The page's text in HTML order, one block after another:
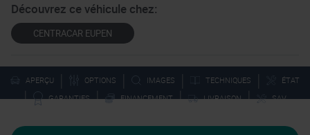
Découvrez ce véhicule chez:
CENTRACAR EUPEN
APERÇU OPTIONS IMAGES TECHNIQUES ÉTAT
| GARANTIES | FINANCEMENT | LIVRAISON | SAV